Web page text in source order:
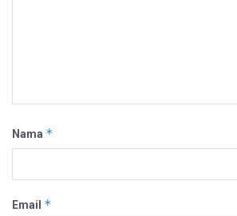
Nama *
Email *